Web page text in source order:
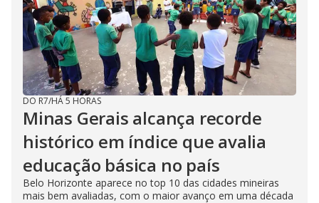
DO R7/HÁ 5 HORAS
Minas Gerais alcança recorde
histórico em índice que avalia
educação básica no país
Belo Horizonte aparece no top 10 das cidades mineiras
mais bem avaliadas, com o maior avanço em uma década